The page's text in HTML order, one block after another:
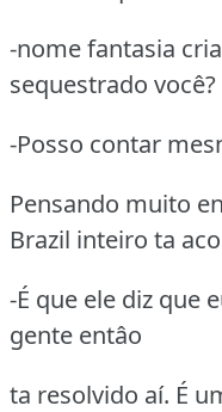
-nome fantasia
sequestrado você?
-Posso contar
Pensando muito
Brazil inteiro ta
-É que ele diz que
gente entâo
ta resolvido aí. É